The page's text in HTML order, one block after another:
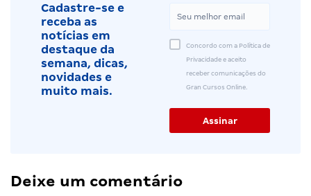
Cadastre-se e
receba as
notícias em
destaque da
semana, dicas,
novidades e
muito mais.
Concordo com a Política de
Privacidade e aceito
receber comunicações do
Gran Cursos Online.
Deixe um comentário